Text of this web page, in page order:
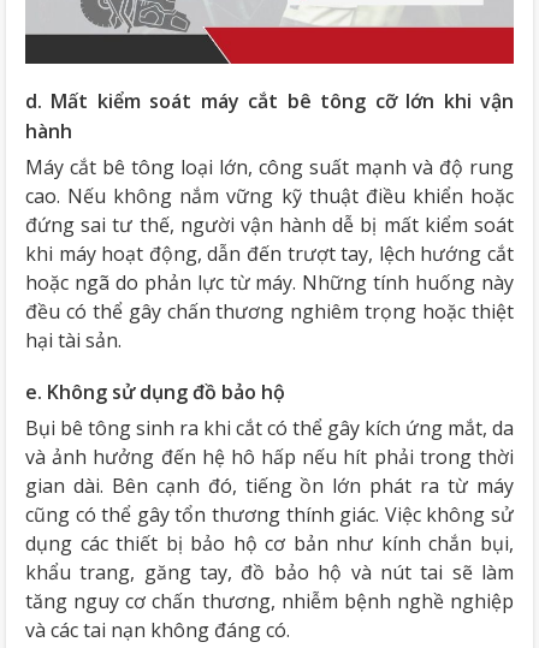
d. Mất kiểm soát máy cắt bê tông cỡ lớn khi vận
hành
Máy cắt bê tông loại lớn, công suất mạnh và độ rung
cao. Nếu không nắm vững kỹ thuật điều khiển hoặc
đứng sai tư thế, người vận hành dễ bị mất kiểm soát
khi máy hoạt động, dẫn đến trượt tay, lệch hướng cắt
hoặc ngã do phản lực từ máy. Những tính huống này
đều có thể gây chấn thương nghiêm trọng hoặc thiệt
hại tài sản.
e. Không sử dụng đồ bảo hộ
Bụi bê tông sinh ra khi cắt có thể gây kích ứng mắt, da
và ảnh hưởng đến hệ hô hấp nếu hít phải trong thời
gian dài. Bên cạnh đó, tiếng ồn lớn phát ra từ máy
cũng có thể gây tổn thương thính giác. Việc không sử
dụng các thiết bị bảo hộ cơ bản như kính chắn bụi,
khẩu trang, găng tay, đồ bảo hộ và nút tai sẽ làm
tăng nguy cơ chấn thương, nhiễm bệnh nghề nghiệp
và các tai nạn không đáng có.